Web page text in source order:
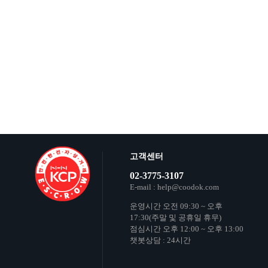
고객센터
02-3775-3107
E-mail : help@coodok.com
운영시간 오전 09:30 ~ 오후
17:30(주말 및 공휴일 휴무)
점심시간 오후 12:00 ~ 오후 13:00
챗봇상담 : 24시간